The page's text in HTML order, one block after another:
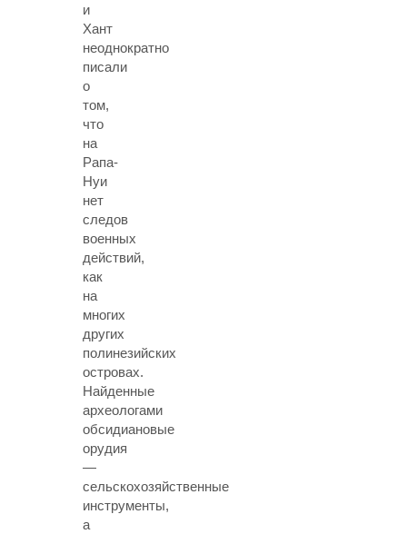
и
Хант
неоднократно
писали
о
том,
что
на
Рапа-
Нуи
нет
следов
военных
действий,
как
на
многих
других
полинезийских
островах.
Найденные
археологами
обсидиановые
орудия
—
сельскохозяйственные
инструменты,
а